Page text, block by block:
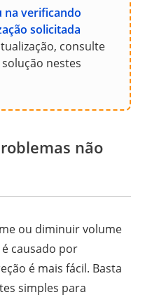
na verificando
solicitada
consulte
nestes
não
ou diminuir volume
causado por
é mais fácil. Basta
simples para